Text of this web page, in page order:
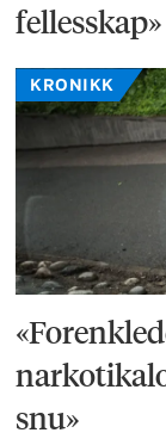
fellesskap»
KRONIKK
snu»